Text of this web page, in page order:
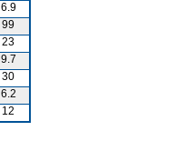
6.9
99
23
9.7
30
6.2
12